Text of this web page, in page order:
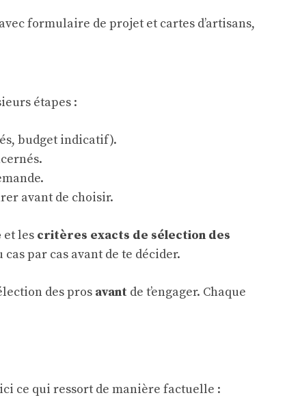
étapes :
budget indicatif).
avant de choisir.
et les critères exacts de sélection des
par cas avant de te décider.
des pros avant de t’engager. Chaque
ce qui ressort de manière factuelle :